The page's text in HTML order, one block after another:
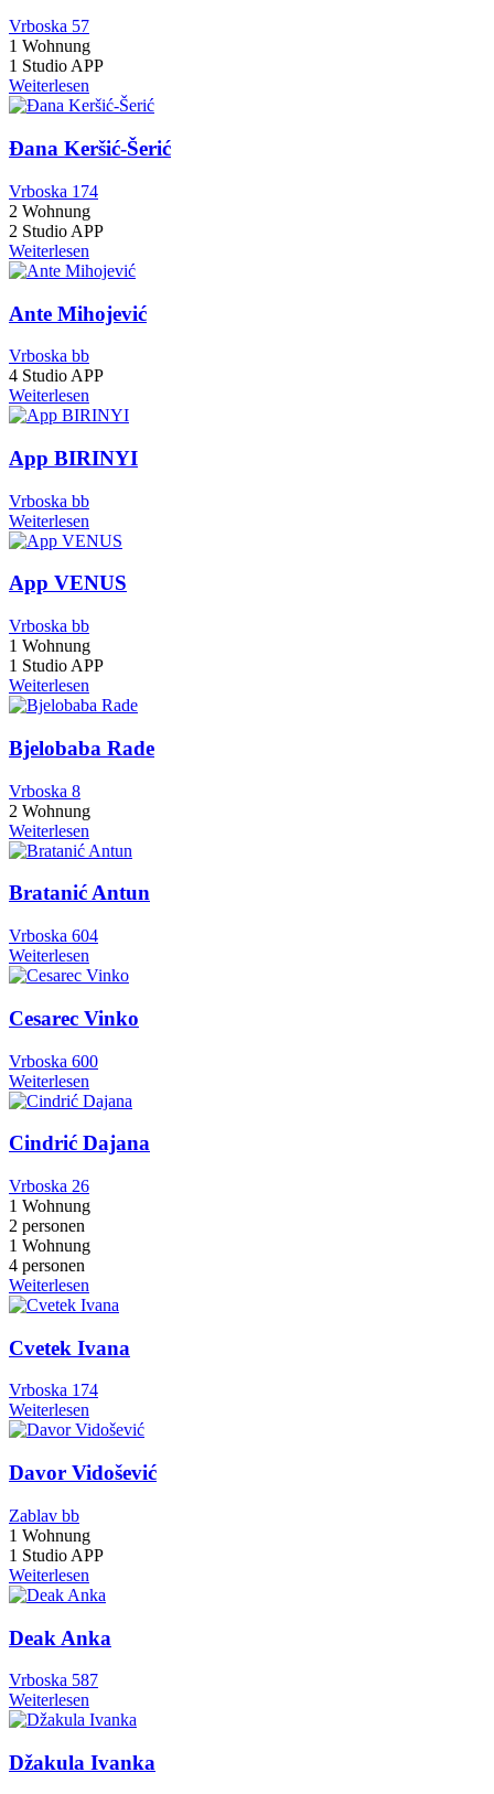
Vrboska 57
1 Wohnung
1 Studio APP
Weiterlesen
Đana Keršić-Šerić
Vrboska 174
2 Wohnung
2 Studio APP
Weiterlesen
Ante Mihojević
Vrboska bb
4 Studio APP
Weiterlesen
App BIRINYI
Vrboska bb
Weiterlesen
App VENUS
Vrboska bb
1 Wohnung
1 Studio APP
Weiterlesen
Bjelobaba Rade
Vrboska 8
2 Wohnung
Weiterlesen
Bratanić Antun
Vrboska 604
Weiterlesen
Cesarec Vinko
Vrboska 600
Weiterlesen
Cindrić Dajana
Vrboska 26
1 Wohnung
2 personen
1 Wohnung
4 personen
Weiterlesen
Cvetek Ivana
Vrboska 174
Weiterlesen
Davor Vidošević
Zablav bb
1 Wohnung
1 Studio APP
Weiterlesen
Deak Anka
Vrboska 587
Weiterlesen
Džakula Ivanka